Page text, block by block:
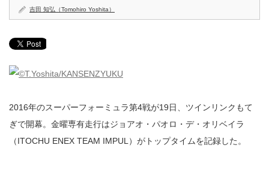
吉田 知弘（Tomohiro Yoshita）
2016年のスーパーフォーミュラ第4戦が19日、ツインリンクもて
ぎで開幕。金曜専有走行はジョアオ・パオロ・デ・オリベイラ
（ITOCHU ENEX TEAM IMPUL）がトップタイムを記録した。